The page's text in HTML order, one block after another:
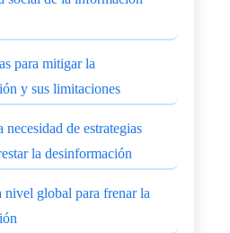
para mitigar la
y sus limitaciones
necesidad de estrategias
la desinformación
nivel global para frenar la